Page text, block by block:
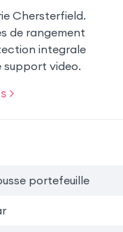
Chersterfield.
de rangement
integrale
support video.
>
portefeuille